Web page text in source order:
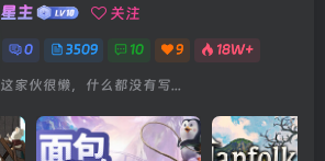
星主 关注
0 3509 10 9 18W+
这家伙很懒，什么都没有写...